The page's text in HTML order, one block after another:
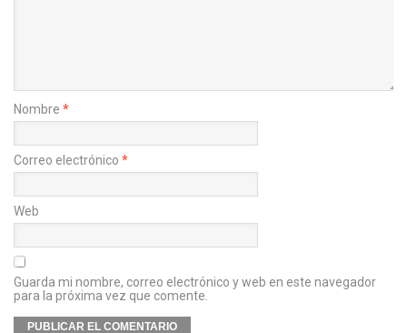
Nombre *
Correo electrónico *
Web
Guarda mi nombre, correo electrónico y web en este navegador
para la próxima vez que comente.